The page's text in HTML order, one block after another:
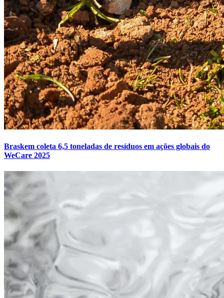
Braskem coleta 6,5 toneladas de resíduos em ações globais do
WeCare 2025